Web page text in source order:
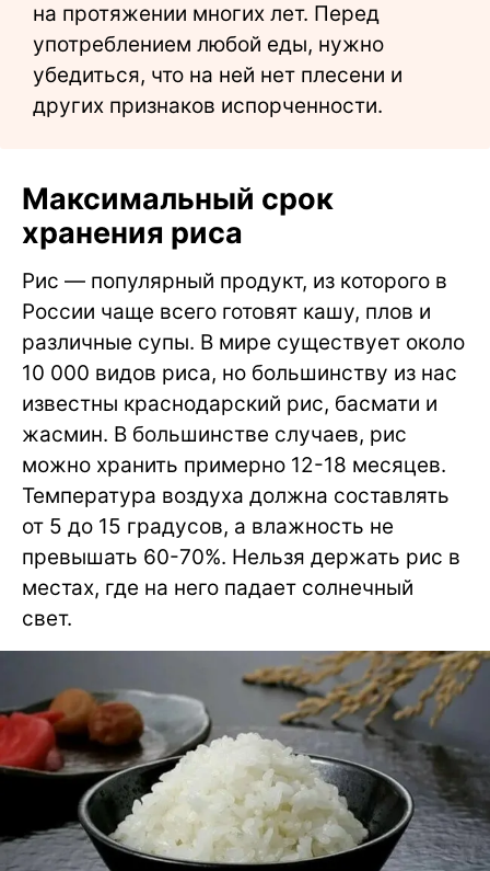
на протяжении многих лет. Перед
употреблением любой еды, нужно
убедиться, что на ней нет плесени и
других признаков испорченности.
Максимальный срок
хранения риса
Рис — популярный продукт, из которого в
России чаще всего готовят кашу, плов и
различные супы. В мире существует около
10 000 видов риса, но большинству из нас
известны краснодарский рис, басмати и
жасмин. В большинстве случаев, рис
можно хранить примерно 12-18 месяцев.
Температура воздуха должна составлять
от 5 до 15 градусов, а влажность не
превышать 60-70%. Нельзя держать рис в
местах, где на него падает солнечный
свет.